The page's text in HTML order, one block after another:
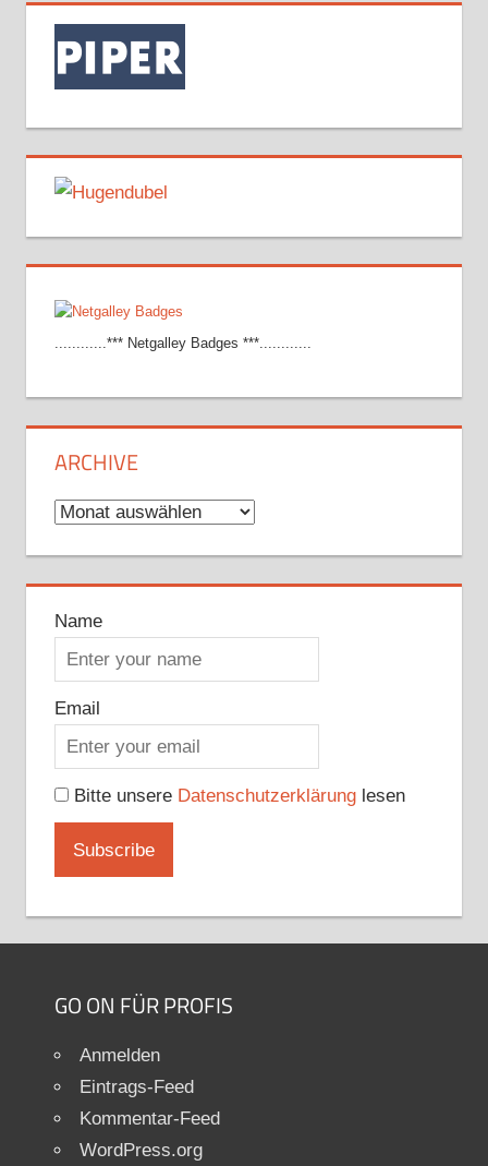
............*** Netgalley Badges ***............
ARCHIVE
Archive
Name
Email
Bitte unsere Datenschutzerklärunglesen
GO ON FÜR PROFIS
Anmelden
Eintrags-Feed
Kommentar-Feed
WordPress.org